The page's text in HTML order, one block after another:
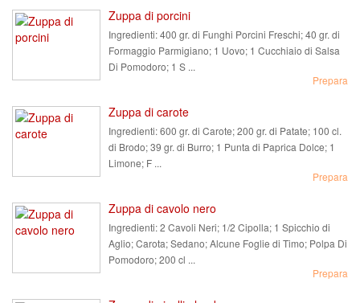
Zuppa di porcini
Ingredienti:400 gr. di Funghi Porcini Freschi; 40 gr. di
Formaggio Parmigiano; 1 Uovo; 1 Cucchiaio di Salsa
Di Pomodoro; 1 S ...
Prepara
Zuppa di carote
Ingredienti:600 gr. di Carote; 200 gr. di Patate; 100 cl.
di Brodo; 39 gr. di Burro; 1 Punta di Paprica Dolce; 1
Limone; F ...
Prepara
Zuppa di cavolo nero
Ingredienti:2 Cavoli Neri; 1/2 Cipolla; 1 Spicchio di
Aglio; Carota; Sedano; Alcune Foglie di Timo; Polpa Di
Pomodoro; 200 cl ...
Prepara